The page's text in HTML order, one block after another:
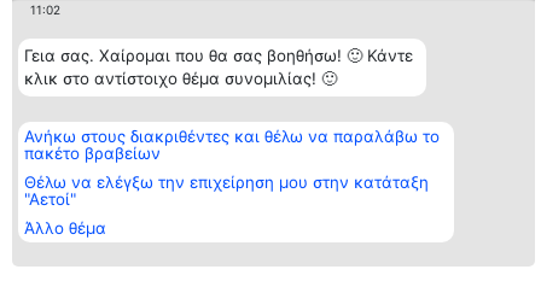
11:02
Γεια σας. Χαίρομαι που θα σας βοηθήσω! 🙂 Κάντε
κλικ στο αντίστοιχο θέμα συνομιλίας! 🙂
Ανήκω στους διακριθέντες και θέλω να παραλάβω το
πακέτο βραβείων
Θέλω να ελέγξω την επιχείρηση μου στην κατάταξη
"Αετοί"
Άλλο θέμα
Διοργανωτής της
κατάταξης
BEAUTIFUL COMPANY
ΤΗΛ. ΕΠΙΚΟΙΝΩΝΙΑΣ:
2104128019
email:
aetoi@beautifulcompany.co
Κατάταξη
Διακριθέντες
Λίστα όλων
διακριθέντων
Μεθοδολογία
προϋποθέσεις
ΠΟΛΙΤΙΚΗ
Επικοινωνία